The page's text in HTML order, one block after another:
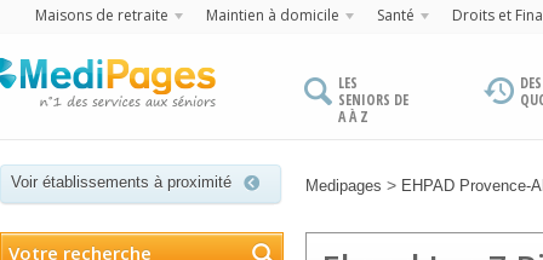
Maisons de retraite Maintien à domicile Santé Droits et
LES
SENIORS DE
A À Z
Voir établissements à proximité Medipages > EHPAD Provence-
Votre recherche